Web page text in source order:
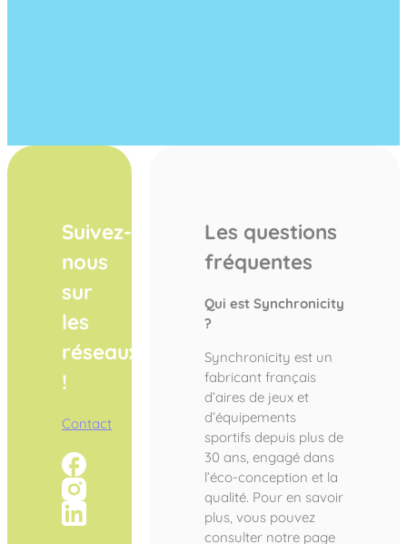
Suivez-
nous
sur
les
réseaux
!
Contact
Les questions
fréquentes
Qui est Synchronicity
?
Synchronicity est un
fabricant français
d’aires de jeux et
d’équipements
sportifs depuis plus de
30 ans, engagé dans
l’éco-conception et la
qualité. Pour en savoir
plus, vous pouvez
consulter notre page